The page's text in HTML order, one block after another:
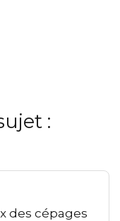
:
des cépages